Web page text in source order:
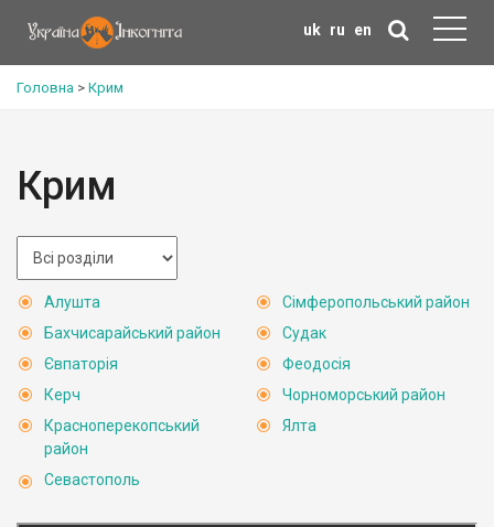
uk ru en
Головна > Крим
Крим
Алушта
Бахчисарайський район
Євпаторія
Керч
Красноперекопський
район
Севастополь
Сімферопольський район
Судак
Феодосія
Чорноморський район
Ялта